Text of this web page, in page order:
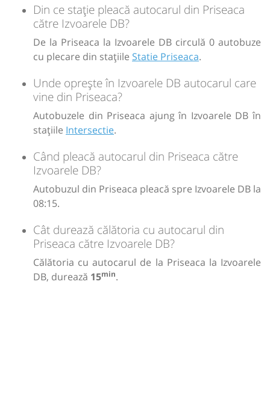
Din ce stație pleacă autocarul din Priseaca
către Izvoarele DB?
De la Priseaca la Izvoarele DB circulă 0 autobuze
cu plecare din stațiile Statie Priseaca.
Unde oprește în Izvoarele DB autocarul care
vine din Priseaca?
Autobuzele din Priseaca ajung în Izvoarele DB în
stațiile Intersectie.
Când pleacă autocarul din Priseaca către
Izvoarele DB?
Autobuzul din Priseaca pleacă spre Izvoarele DB la
08:15.
Cât durează călătoria cu autocarul din
Priseaca către Izvoarele DB?
Călătoria cu autocarul de la Priseaca la Izvoarele
DB, durează 15min.